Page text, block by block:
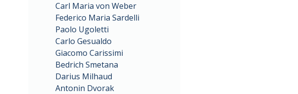
Carl Maria von Weber
Federico Maria Sardelli
Paolo Ugoletti
Carlo Gesualdo
Giacomo Carissimi
Bedrich Smetana
Darius Milhaud
Antonin Dvorak